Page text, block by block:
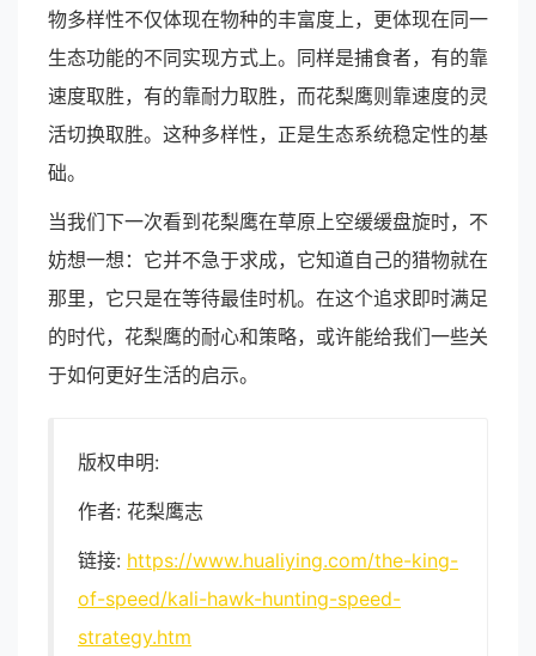
物多样性不仅体现在物种的丰富度上，更体现在同一
生态功能的不同实现方式上。同样是捕食者，有的靠
速度取胜，有的靠耐力取胜，而花梨鹰则靠速度的灵
活切换取胜。这种多样性，正是生态系统稳定性的基
础。
当我们下一次看到花梨鹰在草原上空缓缓盘旋时，不
妨想一想：它并不急于求成，它知道自己的猎物就在
那里，它只是在等待最佳时机。在这个追求即时满足
的时代，花梨鹰的耐心和策略，或许能给我们一些关
于如何更好生活的启示。
版权申明:
作者: 花梨鹰志
链接: https://www.hualiying.com/the-king-
of-speed/kali-hawk-hunting-speed-
strategy.htm